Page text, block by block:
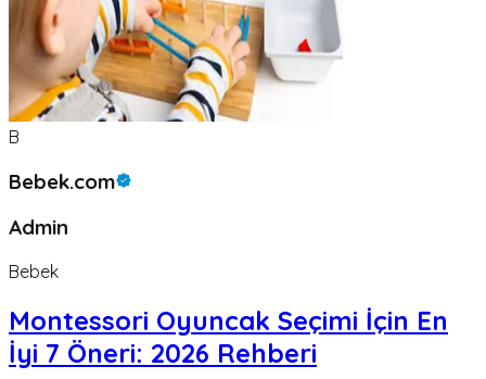
B
Bebek.com
Admin
Bebek
Montessori Oyuncak Seçimi İçin En
İyi 7 Öneri: 2026 Rehberi